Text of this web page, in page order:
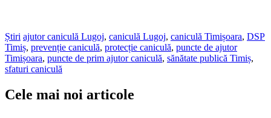
Știri ajutor caniculă Lugoj, caniculă Lugoj, caniculă Timișoara, DSP
Timiș, prevenție caniculă, protecție caniculă, puncte de ajutor
Timișoara, puncte de prim ajutor caniculă, sănătate publică Timiș,
sfaturi caniculă
Cele mai noi articole